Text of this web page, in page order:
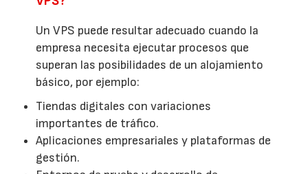
Un VPS puede resultar adecuado cuando la
empresa necesita ejecutar procesos que
superan las posibilidades de un alojamiento
básico, por ejemplo:
Tiendas digitales con variaciones
importantes de tráfico.
Aplicaciones empresariales y plataformas de
gestión.